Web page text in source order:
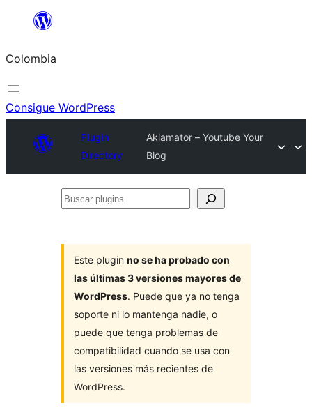
Saltar
contenido
Colombia
Consigue WordPress
Plugin
Directory
Aklamator – Youtube Your
Blog
Buscar
Este plugin no se ha probado con
las últimas 3 versiones mayores de
WordPress. Puede que ya no tenga
soporte ni lo mantenga nadie, o
puede que tenga problemas de
compatibilidad cuando se usa con
las versiones más recientes de
WordPress.